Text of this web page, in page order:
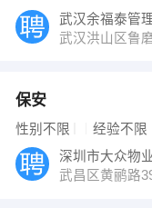
武汉余福泰管
武汉洪山区鲁
保安
性别不限 经验不限
武昌区黄鹂路